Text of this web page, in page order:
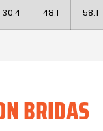
30.4 48.1 58.1
BRIDAS